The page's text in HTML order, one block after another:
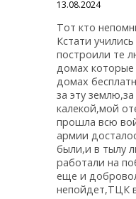
13.08.2024
Тот кто
Кстати
построили те
домах которые
домах
за эту
калекой,мой
прошла всю
армии
были,и в тылу
работали на
еще и
непойдет,ТЦК